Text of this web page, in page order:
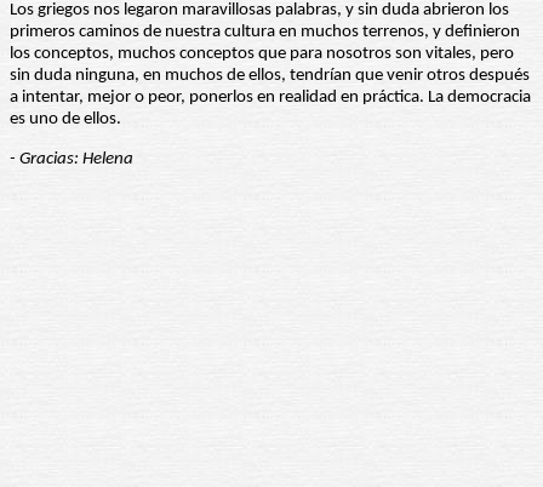
Los griegos nos legaron maravillosas palabras, y sin duda abrieron los
primeros caminos de nuestra cultura en muchos terrenos, y definieron
los conceptos, muchos conceptos que para nosotros son vitales, pero
sin duda ninguna, en muchos de ellos, tendrían que venir otros después
a intentar, mejor o peor, ponerlos en realidad en práctica. La democracia
es uno de ellos.
- Gracias: Helena